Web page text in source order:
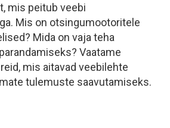
mis peitub veebi
Mis on otsingumootoritele
Mida on vaja teha
Vaatame
mis aitavad veebilehte
tulemuste saavutamiseks.